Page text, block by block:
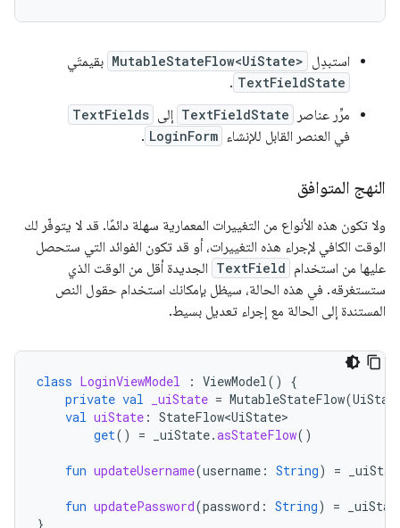
استبدِل MutableStateFlow<UiState> بقيمتَي
TextFieldState
.
مرِّر عناصر
TextFieldState إلى TextFields
في العنصر القابل للإنشاء LoginForm
.
النهج المتوافق
ولا تكون هذه الأنواع من التغييرات المعمارية سهلة دائمًا. قد لا يتوفّر لك
الوقت الكافي لإجراء هذه التغييرات، أو قد تكون الفوائد التي ستحصل
عليها من استخدام TextField الجديدة أقل من الوقت الذي
ستستغرقه. في هذه الحالة، سيظل بإمكانك استخدام حقول النص
المستندة إلى الحالة مع إجراء تعديل بسيط.
class LoginViewModel : ViewModel()
{
private val _uiState = MutableStateFlow(
val uiState : StateFlow<UiState>
get() = _uiState.asStateFlow()
fun updateUsername(username : String) =
fun updatePassword(password : String) =
}